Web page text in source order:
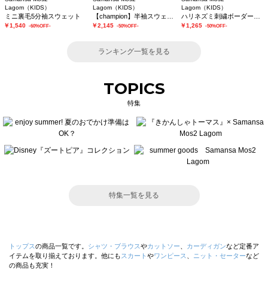
Lagom（KIDS）
ミニ裏毛5分袖スウェット
￥1,540 -60%OFF-
Lagom（KIDS）
￥2,145 -50%OFF-
Lagom（KIDS）
￥1,265 -50%OFF-
ランキング一覧を見る
TOPICS
特集
特集一覧を見る
トップスの商品一覧です。 シャツ・ブラウスやカットソー カーディガンなど定番ア
イテムを取り揃えております。他にも スカート やワンピース ニット・セーターなど
の商品も充実！